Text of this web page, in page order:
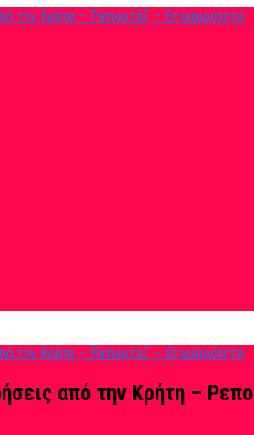
από την Κρήτη –